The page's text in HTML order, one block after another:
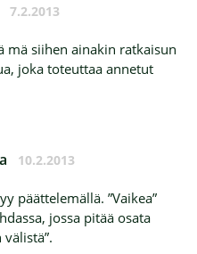
7.2.2013
mä siihen ainakin ratkaisun
joka toteuttaa annetut
10.2.2013
päättelemällä. ”Vaikea”
jossa pitää osata